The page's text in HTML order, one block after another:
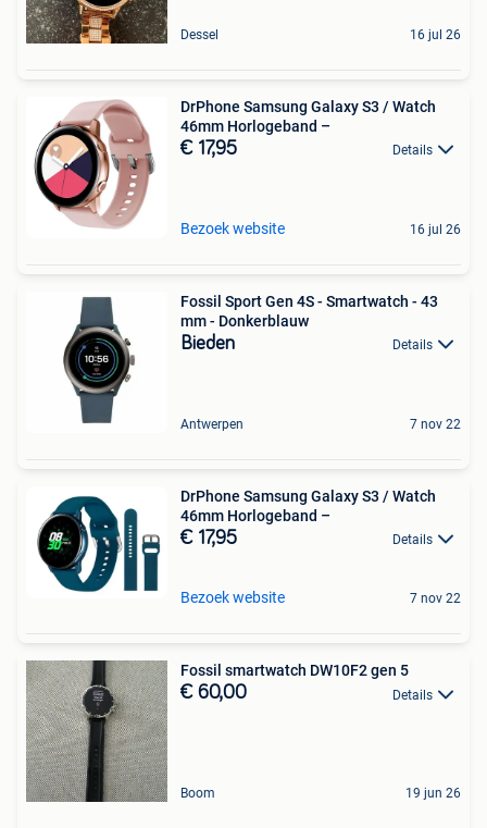
Dessel 16 jul 26
DrPhone Samsung Galaxy S3 / Watch
46mm Horlogeband –
€ 17,95 Details
Bezoek website 16 jul 26
Fossil Sport Gen 4S - Smartwatch - 43
mm - Donkerblauw
Bieden Details
Antwerpen 7 nov 22
DrPhone Samsung Galaxy S3 / Watch
46mm Horlogeband –
€ 17,95 Details
Bezoek website 7 nov 22
Fossil smartwatch DW10F2 gen 5
€ 60,00 Details
Boom 19 jun 26